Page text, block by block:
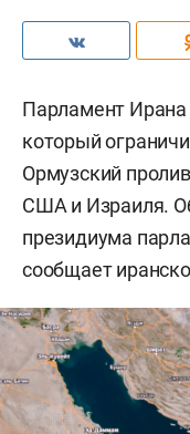
Парламент Ирана
который
Ормузский
США и Израиля.
президиума
сообщает